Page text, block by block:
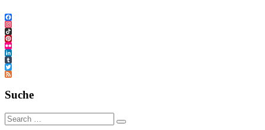
Facebook
Instagram
TikTok
Pinterest
Flickr
LinkedIn
Tumblr
Twitter
Feed
Suche